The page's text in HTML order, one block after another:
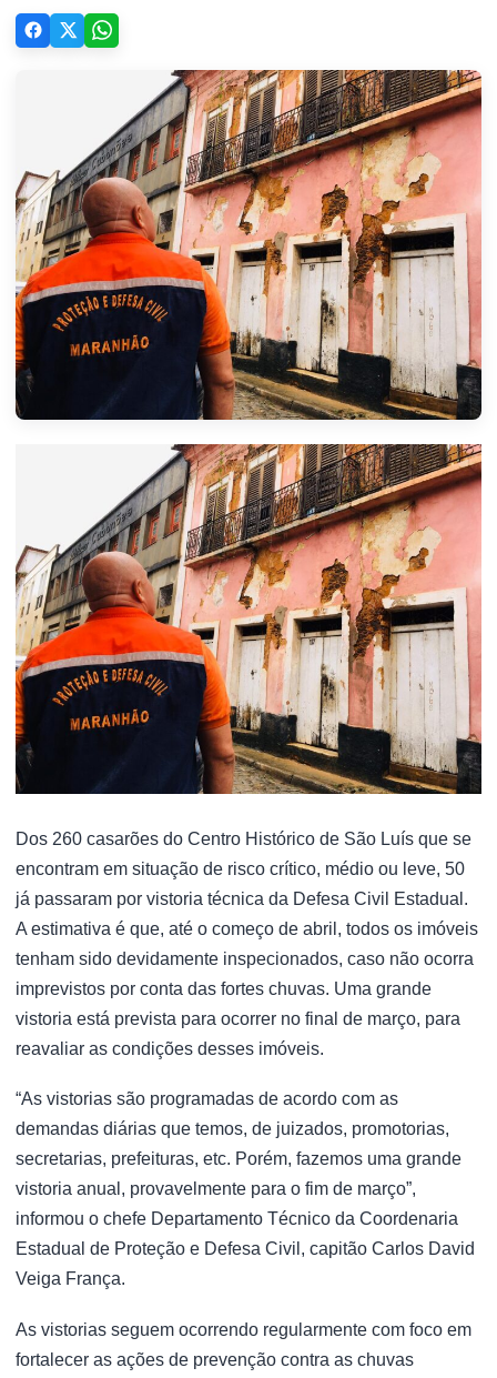
Dos 260 casarões do Centro Histórico de São Luís que se
encontram em situação de risco crítico, médio ou leve, 50
já passaram por vistoria técnica da Defesa Civil Estadual.
A estimativa é que, até o começo de abril, todos os imóveis
tenham sido devidamente inspecionados, caso não ocorra
imprevistos por conta das fortes chuvas. Uma grande
vistoria está prevista para ocorrer no final de março, para
reavaliar as condições desses imóveis.
“As vistorias são programadas de acordo com as
demandas diárias que temos, de juizados, promotorias,
secretarias, prefeituras, etc. Porém, fazemos uma grande
vistoria anual, provavelmente para o fim de março”,
informou o chefe Departamento Técnico da Coordenaria
Estadual de Proteção e Defesa Civil, capitão Carlos David
Veiga França.
As vistorias seguem ocorrendo regularmente com foco em
fortalecer as ações de prevenção contra as chuvas